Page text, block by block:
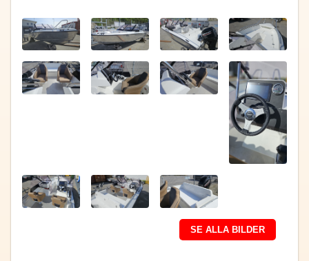
SE ALLA BILDER